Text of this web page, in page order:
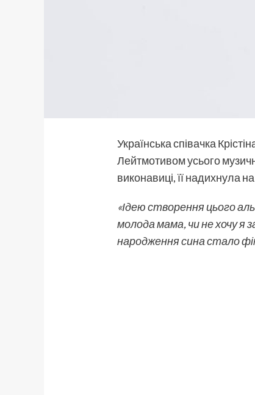
Українська співачка
Лейтмотивом усього
виконавиці, її надихнула
«Ідею створення цього
молода мама, чи не хочу я
народження сина стало